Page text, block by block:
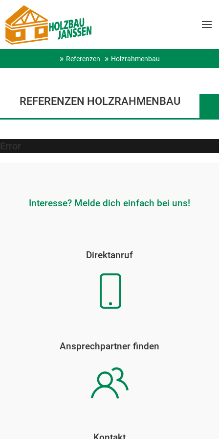
Referenzen Holzrahmenbau
REFERENZEN HOLZRAHMENBAU
Error
Interesse? Melde dich einfach bei uns!
Direktanruf
Ansprechpartner finden